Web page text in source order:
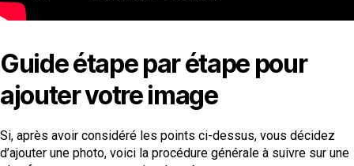
Guide étape par étape pour
ajouter votre image
Si, après avoir considéré les points ci-dessus, vous décidez
d’ajouter une photo, voici la procédure générale à suivre sur une